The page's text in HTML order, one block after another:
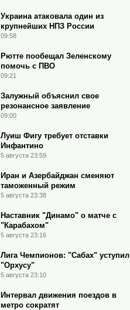
Украина атаковала один из
крупнейших НПЗ России
09:58
Рютте пообещал Зеленскому
помочь с ПВО
09:21
Залужный объяснил свое
резонансное заявление
09:00
Луиш Фигу требует отставки
Инфантино
5 августа 23:59
Иран и Азербайджан сменяют
таможенный режим
5 августа 23:38
Наставник "Динамо" о матче с
"Карабахом"
5 августа 23:16
Лига Чемпионов: "Сабах" уступил
"Орхусу"
5 августа 23:10
Интервал движения поездов в
метро сократят